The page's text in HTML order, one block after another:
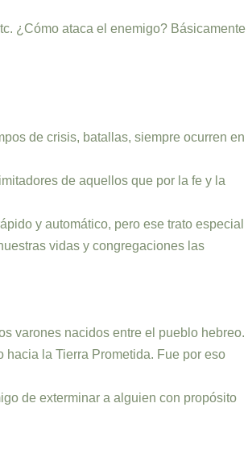
¿Cómo ataca el enemigo? Básicamente
de crisis, batallas, siempre ocurren en
de aquellos que por la fe y la
y automático, pero ese trato especial
vidas y congregaciones las
varones nacidos entre el pueblo hebreo.
la Tierra Prometida. Fue por eso
de exterminar a alguien con propósito